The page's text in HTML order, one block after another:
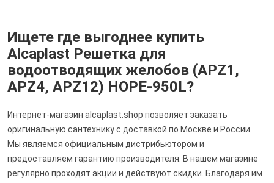
Ищете где выгоднее купить
Alcaplast Решетка для
водоотводящих желобов (APZ1,
APZ4, APZ12) HOPE-950L?
Интернет-магазин alcaplast.shop позволяет заказать
оригинальную сантехнику с доставкой по Москве и России.
Мы являемся официальным дистрибьютором и
предоставляем гарантию производителя. В нашем магазине
регулярно проходят акции и действуют скидки. Благодаря им